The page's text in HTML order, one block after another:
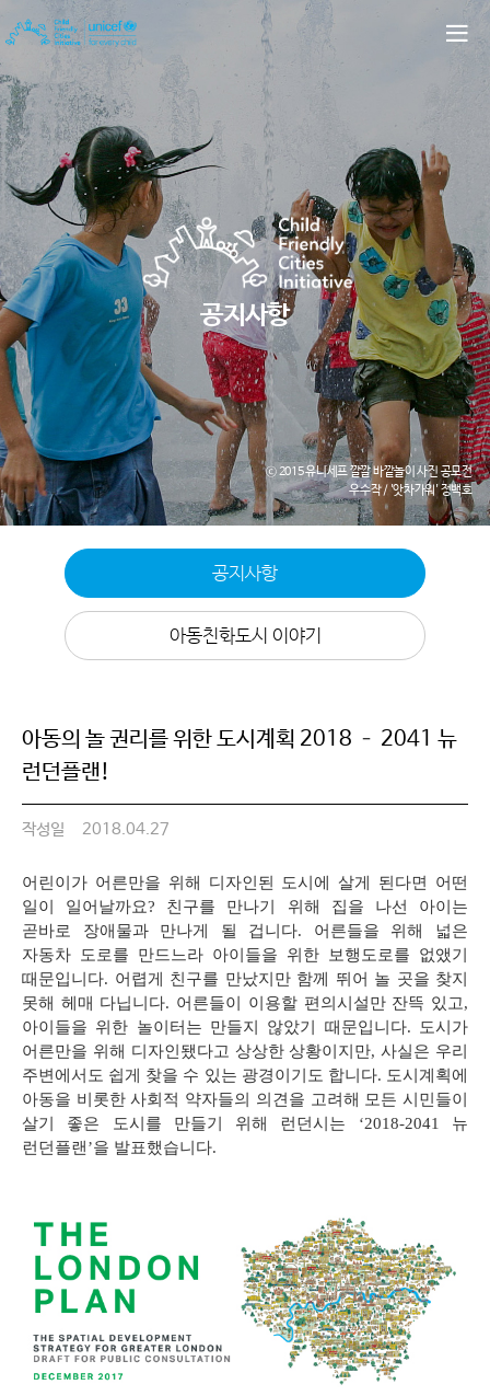
공지사항
ⓒ 2015 유니세프 깔깔 바깥놀이 사진 공모전
우수작 / '앗차가워' 정백호
공지사항
아동친화도시 이야기
아동의 놀 권리를 위한 도시계획 2018 – 2041 뉴
런던플랜!
작성일 2018.04.27
어린이가 어른만을 위해 디자인된 도시에 살게 된다면 어떤
일이 일어날까요? 친구를 만나기 위해 집을 나선 아이는
곧바로 장애물과 만나게 될 겁니다. 어른들을 위해 넓은
자동차 도로를 만드느라 아이들을 위한 보행도로를 없앴기
때문입니다. 어렵게 친구를 만났지만 함께 뛰어 놀 곳을 찾지
못해 헤매 다닙니다. 어른들이 이용할 편의시설만 잔뜩 있고,
아이들을 위한 놀이터는 만들지 않았기 때문입니다.
도시가
어른만을 위해 디자인됐다고 상상한 상황이지만,사실은 우리
주변에서도 쉽게 찾을 수 있는 광경이기도 합니다. 도시계획에
아동을 비롯한 사회적 약자들의 의견을 고려해 모든 시민들이
살기 좋은 도시를 만들기 위해 런던시는 ‘2018-2041 뉴
런던플랜 ’을 발표했습니다.